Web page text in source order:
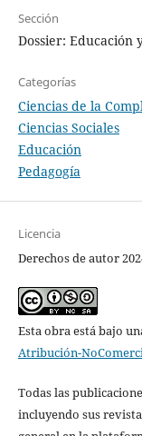
Sección
Dossier: Educación
Categorías
Ciencias de la
Ciencias Sociales
Educación
Pedagogía
Licencia
Derechos de autor
Esta obra está bajo
Atribución-
Todas las
incluyendo sus